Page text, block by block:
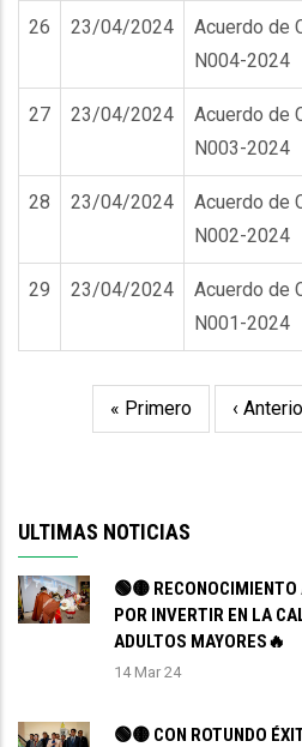
26 23/04/2024
Acuerdo de
N004-2024
27 23/04/2024
Acuerdo de
N003-2024
28 23/04/2024
Acuerdo de
N002-2024
29 23/04/2024
Acuerdo de
N001-2024
PaginaciónPrimera
« Primero
Página
‹
ULTIMAS NOTICIAS
🟢🟡
POR INVERTIR EN LA
ADULTOS MAYORES🔥
14 Mar 24
🟢🟡 CON ROTUNDO